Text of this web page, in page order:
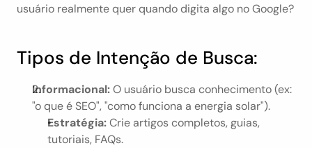
usuário realmente quer quando digita algo no Google?
Tipos de Intenção de Busca:
Informacional: O usuário busca conhecimento (ex:
"o que é SEO", "como funciona a energia solar").
Estratégia: Crie artigos completos, guias,
tutoriais, FAQs.